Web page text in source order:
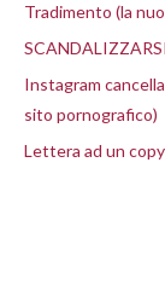
Tradimento (la
Instagram
sito pornografico)
Lettera ad un